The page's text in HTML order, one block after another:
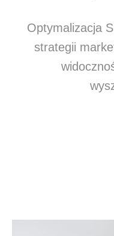
Optymalizacja
strategii